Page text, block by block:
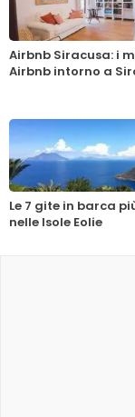
Airbnb Siracusa: i
Airbnb intorno a
Le 7 gite in barca
nelle Isole Eolie